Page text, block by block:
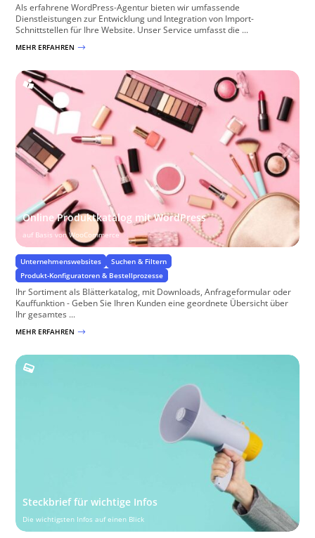
Als erfahrene WordPress-Agentur bieten wir umfassende
Dienstleistungen zur Entwicklung und Integration von Import-
Schnittstellen für Ihre Website. Unser Service umfasst die ...
MEHR ERFAHREN $
Online Produktkatalog mit WordPress
auf Basis von WooCommerce
Unternehmenswebsites
Suchen & Filtern
Produkt-Konfiguratoren & Bestellprozesse
Ihr Sortiment als Blätterkatalog, mit Downloads, Anfrageformular oder
Kauffunktion - Geben Sie Ihren Kunden eine geordnete Übersicht über
Ihr gesamtes ...
MEHR ERFAHREN $
Steckbrief für wichtige Infos
Die wichtigsten Infos auf einen Blick